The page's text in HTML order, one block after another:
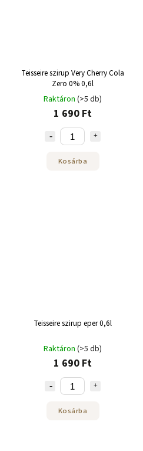
Teisseire szirup Very Cherry Cola
Zero 0% 0,6l
Raktáron (>5 db)
1 690 Ft
Kosárba
Teisseire szirup eper 0,6l
Raktáron (>5 db)
1 690 Ft
Kosárba